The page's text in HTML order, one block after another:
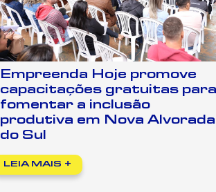
Empreenda Hoje promove
capacitações gratuitas para
fomentar a inclusão
produtiva em Nova Alvorada
do Sul
LEIA MAIS +